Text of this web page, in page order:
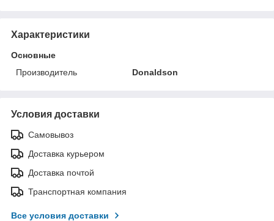
Характеристики
Основные
Производитель
Donaldson
Условия доставки
Самовывоз
Доставка курьером
Доставка почтой
Транспортная компания
Все условия доставки